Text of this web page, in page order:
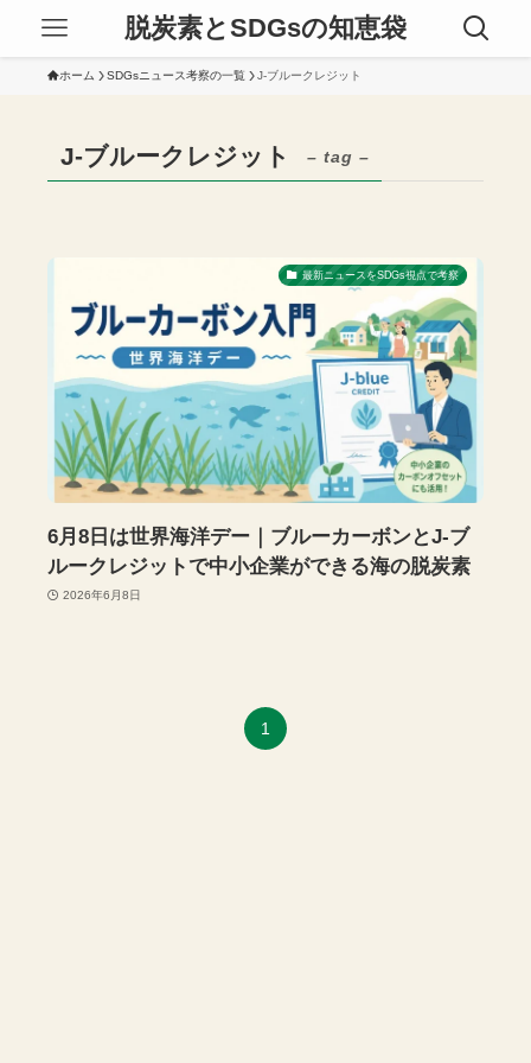
脱炭素とSDGsの知恵袋
ホーム SDGsニュース考察の一覧 J-ブルークレジット
J-ブルークレジット – tag –
最新ニュースをSDGs視点で考察
6月8日は世界海洋デー｜ブルーカーボンとJ-ブ
ルークレジットで中小企業ができる海の脱炭素
2026年6月8日
1